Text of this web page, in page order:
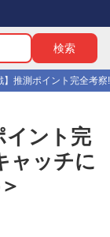
】推測ポイント完全考
イント完
ャッチに